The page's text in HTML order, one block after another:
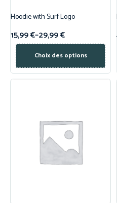
Hoodie with Surf Logo
15,99€–29,99€
Choix des options